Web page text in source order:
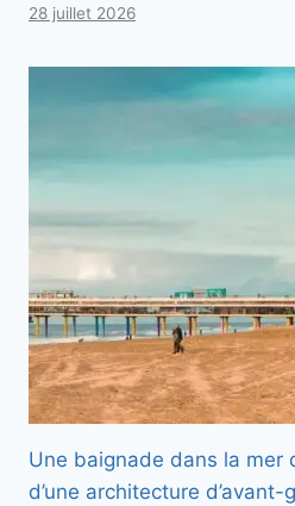
28 juillet 2026
Une baignade dans la mer
d’une architecture d’avant-